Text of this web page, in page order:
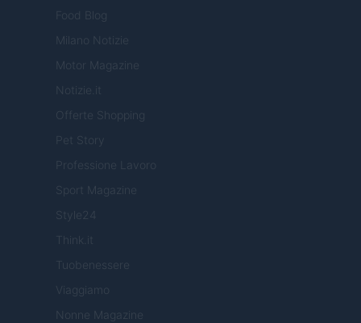
Food Blog
Milano Notizie
Motor Magazine
Notizie.it
Offerte Shopping
Pet Story
Professione Lavoro
Sport Magazine
Style24
Think.it
Tuobenessere
Viaggiamo
Nonne Magazine